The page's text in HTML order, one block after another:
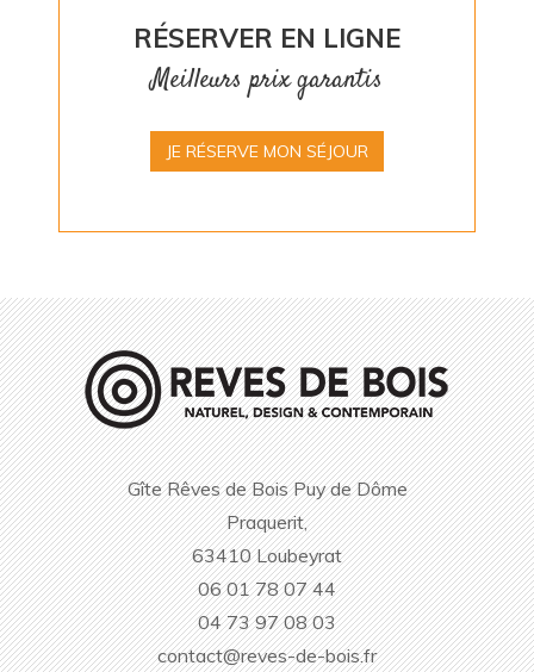
RÉSERVER EN LIGNE
Meilleurs prix garantis
JE RÉSERVE MON SÉJOUR
Gîte Rêves de Bois Puy de Dôme
Praquerit,
63410 Loubeyrat
06 01 78 07 44
04 73 97 08 03
contact@reves-de-bois.fr